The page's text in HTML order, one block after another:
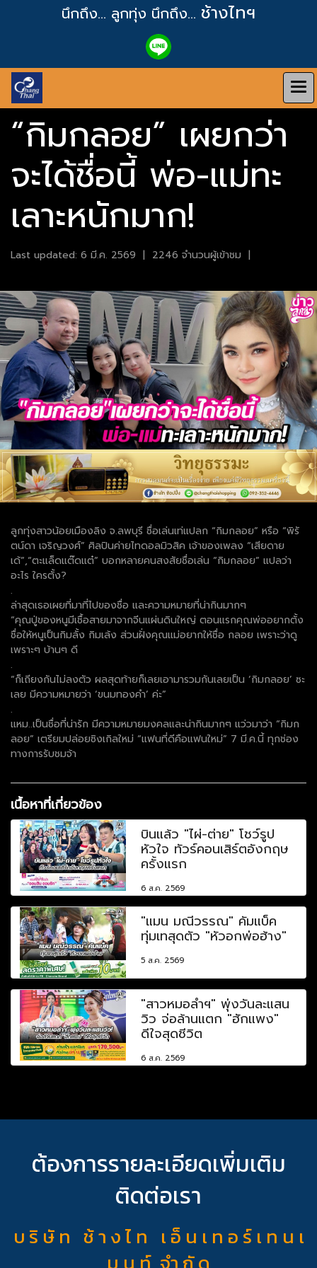
นึกถึง... ลูกทุ่ง นึกถึง... ช้างไทฯ
“กิมกลอย” เผยกว่า
จะได้ชื่อนี้ พ่อ-แม่ทะ
เลาะหนักมาก!
Last updated: 6 มี.ค. 2569 | 2246 จำนวนผู้เข้าชม |
ลูกทุ่งสาวน้อยเมืองลิง จ.ลพบุรี ชื่อเล่นเท่แปลก “กิมกลอย” หรือ “พิรั
ตน์ดา เจริญวงศ์” ศิลปินค่ายไทดอลมิวสิค เจ้าของเพลง “เสียดาย
เด้”,“ตะแล็ดแต๊ดแต๋” บอกหลายคนสงสัยชื่อเล่น “กิมกลอย” แปลว่า
อะไร ใครตั้ง?
.
ล่าสุดเธอเผยที่มาที่ไปของชื่อ และความหมายที่น่ากินมากๆ
“คุณปู่ของหนูมีเชื้อสายมาจากจีนแผ่นดินใหญ่ ตอนแรกคุณพ่ออยากตั้ง
ชื่อให้หนูเป็นกิมลั้ง กิมเล้ง ส่วนฝั่งคุณแม่อยากให้ชื่อ กลอย เพราะว่าดู
เพราะๆ บ้านๆ ดี
.
“ก็เถียงกันไม่ลงตัว ผลสุดท้ายก็เลยเอามารวมกันเลยเป็น ‘กิมกลอย’ ซะ
เลย มีความหมายว่า ‘ขนมทองคำ’ ค่ะ”
.
แหม..เป็นชื่อที่น่ารัก มีความหมายมงคลและน่ากินมากๆ แว่วมาว่า “กิมก
ลอย” เตรียมปล่อยซิงเกิลใหม่ “แฟนที่ดีคือแฟนใหม่” 7 มี.ค.นี้ ทุกช่อง
ทางการรับชมจ้า
เนื้อหาที่เกี่ยวข้อง
บินแล้ว "ไผ่-ต่าย" โชว์รูป
หัวใจ ทัวร์คอนเสิร์ตอังกฤษ
ครั้งแรก
6 ส.ค. 2569
"แมน มณีวรรณ" คัมแบ็ค
ทุ่มเทสุดตัว "หัวอกพ่อฮ้าง"
5 ส.ค. 2569
"สาวหมอลำฯ" พุ่งวันละแสน
วิว จ่อล้านแตก "ฮักแพง"
ดีใจสุดชีวิต
6 ส.ค. 2569
ต้องการรายละเอียดเพิ่มเติม
ติดต่อเรา
บ ริ ษั ท ช้ า ง ไ ท เ อ็ น เ ท อ ร์ เ ท น เ
ม น ท์ จำ กั ด